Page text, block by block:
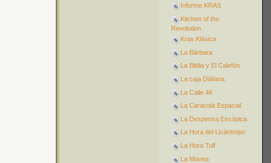
Informe KRAS
Kitchen of the
Revolution
Kras Klásica
La Bárbara
La Biblia y El Calefón
La caja Diáfana
La Calle 46
La Caracola Espacial
La Despensa Escópica
La Hora del Licántropo
La Hora Tolf
La Mavea